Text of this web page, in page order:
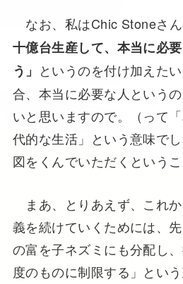
なお、私はChic Stoneさん
十億台生産して、本当に必
う」 というのを付け加えた
合、本当に必要な人という
いと思いますので。（って
代的な生活」という意味で
図をくんでいただくというこ
まあ、とりあえず、これ
義を続けていくためには、
の富を子ネズミにも分配し
度のものに制限する」とい